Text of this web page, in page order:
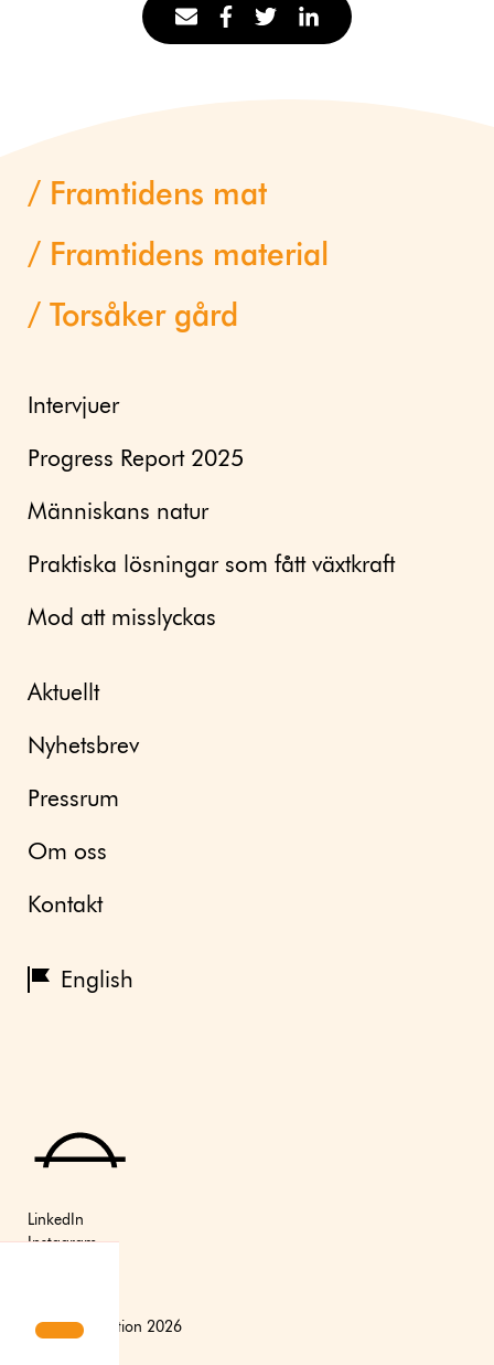
Framtidens mat
Framtidens material
Torsåker gård
Intervjuer
Progress Report 2025
Människans natur
Praktiska lösningar som fått växtkraft
Mod att misslyckas
Aktuellt
Nyhetsbrev
Pressrum
Om oss
Kontakt
English
LinkedIn
Instagram
(C) Axfoundation 2026